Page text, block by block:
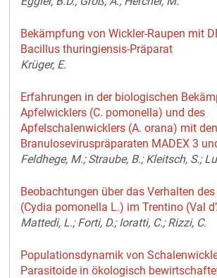
Bekämpfung von Wickler-Raupen mit
Bacillus thuringiensis-Präparat
Krüger, E.
Erfahrungen in der biologischen
Apfelwicklers (C. pomonella) und des
Apfelschalenwicklers (A. orana) mit den
Branuloseviruspräparaten MADEX 3
Feldhege, M.; Straube, B.; Kleitsch, S.;
Beobachtungen über das Verhalten
(Cydia pomonella L.) im Trentino (Val
Mattedi, L.; Forti, D.; Ioratti, C.; Rizzi, C.
Populationsdynamik von
Parasitoide in ökologisch